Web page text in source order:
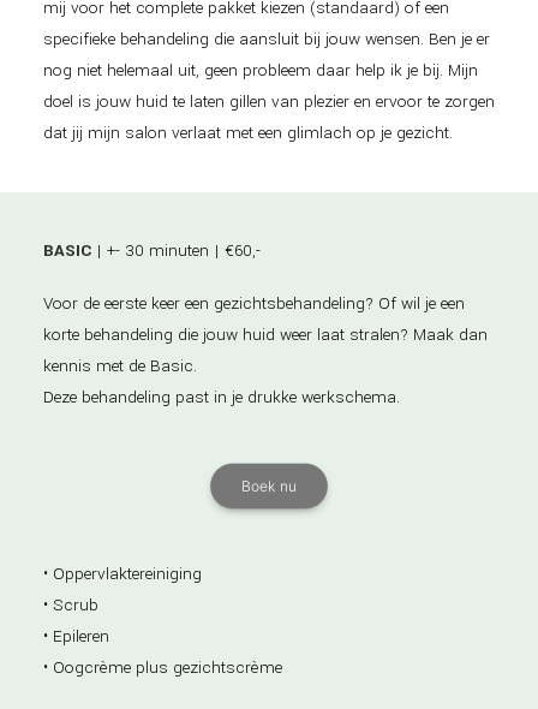
mij voor het complete pakket kiezen (standaard) of een
specifieke behandeling die aansluit bij jouw wensen. Ben je er
nog niet helemaal uit, geen probleem daar help ik je bij. Mijn
doel is jouw huid te laten gillen van plezier en ervoor te zorgen
dat jij mijn salon verlaat met een glimlach op je gezicht.
BASIC | +- 30 minuten | €60,-
Voor de eerste keer een gezichtsbehandeling? Of wil je een
korte behandeling die jouw huid weer laat stralen? Maak dan
kennis met de Basic.
Deze behandeling past in je drukke werkschema.
Boek nu
• Oppervlaktereiniging
• Scrub
• Epileren
• Oogcrème plus gezichtscrème